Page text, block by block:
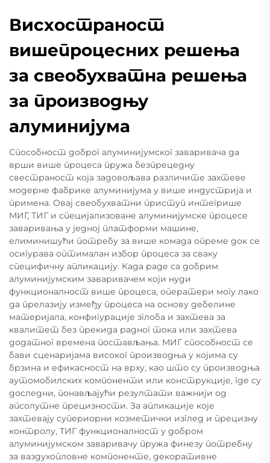
Висхостраност
вишепроцесних решења
за свеобухватна решења
за производњу
алуминијума
Способност доброг алуминијумског заваривача да
врши више процеса пружа безпрецедну
свестраност која задовољава различите захтеве
модерне фабрике алуминијума у више индустрија и
примена. Овај свеобухватни приступ интегрише
МИГ, ТИГ и специјализоване алуминијумске процесе
заваривања у једној платформи машине,
елиминишући потребу за више комада опреме док се
осигурава оптималан избор процеса за сваку
специфичну апликацију. Када раде са добрим
алуминијумским заваривачем који нуди
функционалност више процеса, оператери могу лако
да прелазију између процеса на основу дебелине
материјала, конфигурације зглоба и захтева за
квалитет без прекида радног тока или захтева
додатног времена постављања. МИГ способност се
бави сценаријама високог производња у којима су
брзина и ефикасност на врху, као што су производња
аутомобилских компоненти или конструкције, где су
доследни, понављајући резултати важнији од
апсолутне прецизности. За апликације које
захтевају супериорни козметички изглед и прецизну
контролу, ТИГ функционалност у добром
алуминијумском заваривачу пружа финезу потребну
за ваздухопловне компоненте, декоративне